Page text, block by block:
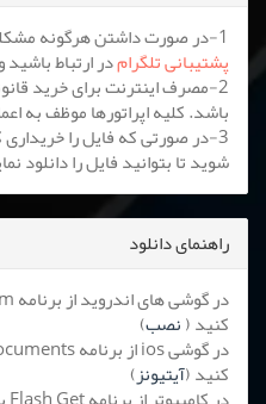
1-در صورت داشتن هرگونه مشکلی، لطفا با پشتیبانی آنلاین یا
پشتیبانی تلگرامدر ارتباط باشید
باشد. کلیه اپراتورها موظف به
3-در صورتی که فایل را خریداری
شوید تا بتوانید فایل را دانلود
راهنمای دانلود
کنید (نصب)
کنید (آیتیونز)